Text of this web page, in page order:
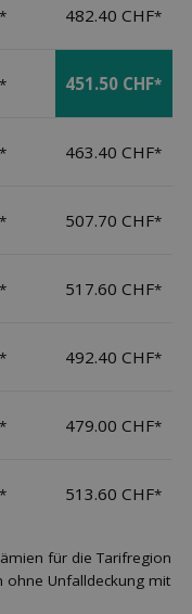
* 482.40 CHF*
* 451.50 CHF*
* 463.40 CHF*
* 507.70 CHF*
* 517.60 CHF*
* 492.40 CHF*
* 479.00 CHF*
* 513.60 CHF*
für die Tarifregion
ohne Unfalldeckung mit